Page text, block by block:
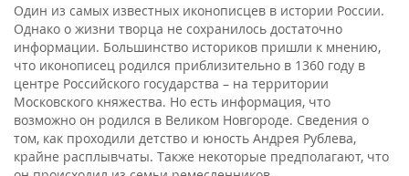
Один из самых известных иконописцев в истории России.
Однако о жизни творца не сохранилось достаточно
информации. Большинство историков пришли к мнению,
что иконописец родился приблизительно в 1360 году в
центре Российского государства – на территории
Московского княжества. Но есть информация, что
возможно он родился в Великом Новгороде. Сведения о
том, как проходили детство и юность Андрея Рублева,
крайне расплывчаты. Также некоторые предполагают, что